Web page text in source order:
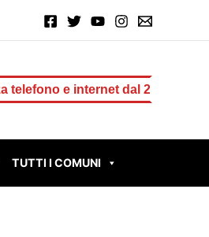
dal 21 luglio ROMA –
TUTTI I COMUNI